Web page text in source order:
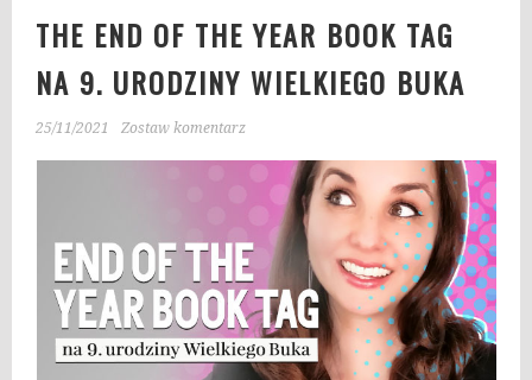
THE END OF THE YEAR BOOK TAG
NA 9. URODZINY WIELKIEGO BUKA
25/11/2021 Zostaw komentarz